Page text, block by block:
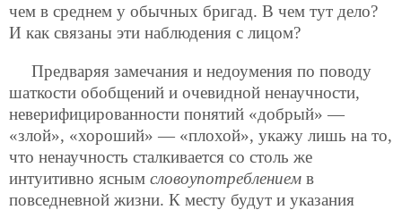
чем в среднем у обычных бригад. В чем тут дело?
И как связаны эти наблюдения с лицом?
Предваряя замечания и недоумения по поводу
шаткости обобщений и очевидной ненаучности,
неверифицированности понятий «добрый» —
«злой», «хороший» — «плохой», укажу лишь на то,
что ненаучность сталкивается со столь же
интуитивно ясным словоупотреблением в
повседневной жизни. К месту будут и указания